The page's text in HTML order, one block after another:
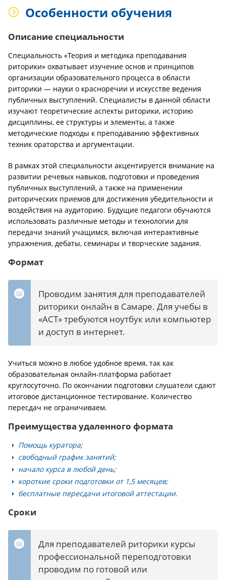
Особенности обучения
Описание специальности
Специальность «Теория и методика преподавания
риторики» охватывает изучение основ и принципов
организации образовательного процесса в области
риторики — науки о красноречии и искусстве ведения
публичных выступлений. Специалисты в данной области
изучают теоретические аспекты риторики, историю
дисциплины, ее структуры и элементы, а также
методические подходы к преподаванию эффективных
техник ораторства и аргументации.
В рамках этой специальности акцентируется внимание на
развитии речевых навыков, подготовки и проведения
публичных выступлений, а также на применении
риторических приемов для достижения убедительности и
воздействия на аудиторию. Будущие педагоги обучаются
использовать различные методы и технологии для
передачи знаний учащимся, включая интерактивные
упражнения, дебаты, семинары и творческие задания.
Формат
Проводим занятия для преподавателей
риторики онлайн в Самаре. Для учебы в
«АСТ» требуются ноутбук или компьютер
и доступ в интернет.
Учиться можно в любое удобное время, так как
образовательная онлайн-платформа работает
круглосуточно. По окончании подготовки слушатели сдают
итоговое дистанционное тестирование. Количество
пересдач не ограничиваем.
Преимущества удаленного формата
Помощь куратора;
свободный график занятий;
начало курса в любой день;
короткие сроки подготовки от 1,5 месяцев;
бесплатные пересдачи итоговой аттестации.
Сроки
Для преподавателей риторики курсы
профессиональной переподготовки
проводим по готовой или